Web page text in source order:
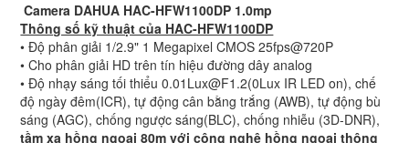
Camera DAHUA HAC-HFW1100DP 1.0mp
Thông số kỹ thuật của HAC-HFW1100DP
• Độ phân giải 1/2.9" 1 Megapixel CMOS 25fps@720P
• Cho phân giải HD trên tín hiệu đường dây analog
• Độ nhạy sáng tối thiểu 0.01Lux@F1.2(0Lux IR LED on), chế
độ ngày đêm(ICR), tự động cân bằng trắng (AWB), tự động bù
sáng (AGC), chống ngược sáng(BLC), chống nhiễu (3D-DNR),
tầm xa hồng ngoại 80m với công nghệ hồng ngoại thông